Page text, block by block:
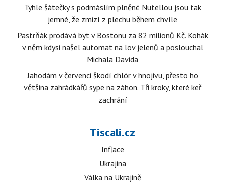
Tyhle šátečky s podmáslím plněné Nutellou jsou tak
jemné, že zmizí z plechu během chvíle
Pastrňák prodává byt v Bostonu za 82 milionů Kč. Kohák
v něm kdysi našel automat na lov jelenů a poslouchal
Michala Davida
Jahodám v červenci škodí chlór v hnojivu, přesto ho
většina zahrádkářů sype na záhon. Tři kroky, které keř
zachrání
Tiscali.cz
Inflace
Ukrajina
Válka na Ukrajině